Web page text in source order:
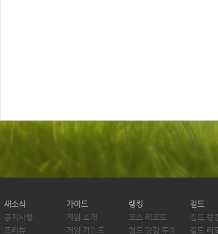
새소식
공지사항
프리뷰
가이드
게임 소개
게임 가이드
랭킹
코스 레코드
월드 랭킹 투어
길드
길드 랭
길드 리